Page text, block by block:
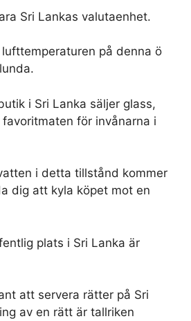
Sri Lankas valutaenhet.
på denna ö
i Sri Lanka säljer glass,
för invånarna i
i detta tillstånd kommer
dig att kyla köpet mot en
plats i Sri Lanka är
att servera rätter på Sri
av en rätt är tallriken